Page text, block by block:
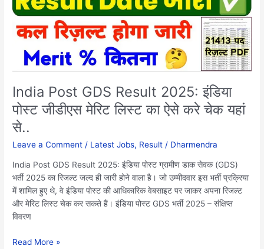
India Post GDS Result 2025: इंडिया
पोस्ट जीडीएस मेरिट लिस्ट का ऐसे करे चेक यहां
से..
Leave a Comment / Latest Jobs, Result / Dharmendra
India Post GDS Result 2025: इंडिया पोस्ट ग्रामीण डाक सेवक (GDS)
भर्ती 2025 का रिजल्ट जल्द ही जारी होने वाला है। जो उम्मीदवार इस भर्ती प्रक्रिया
में शामिल हुए थे, वे इंडिया पोस्ट की आधिकारिक वेबसाइट पर जाकर अपना रिजल्ट
और मेरिट लिस्ट चेक कर सकते हैं। इंडिया पोस्ट GDS भर्ती 2025 – संक्षिप्त
विवरण
इंडिया
जीडीएस
लिस्ट
का
ऐसे
करे
चेक
यहां
Read More »